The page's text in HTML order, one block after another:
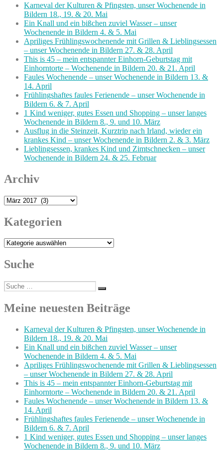
Karneval der Kulturen & Pfingsten, unser Wochenende in
Bildern 18., 19. & 20. Mai
Ein Knall und ein bißchen zuviel Wasser – unser
Wochenende in Bildern 4. & 5. Mai
Apriliges Frühlingswochenende mit Grillen & Lieblingsessen
– unser Wochenende in Bildern 27. & 28. April
This is 45 – mein entspannter Einhorn-Geburtstag mit
Einhorntorte – Wochenende in Bildern 20. & 21. April
Faules Wochenende – unser Wochenende in Bildern 13. &
14. April
Frühlingshaftes faules Ferienende – unser Wochenende in
Bildern 6. & 7. April
1 Kind weniger, gutes Essen und Shopping – unser langes
Wochenende in Bildern 8., 9. und 10. März
Ausflug in die Steinzeit, Kurztrip nach Irland, wieder ein
krankes Kind – unser Wochenende in Bildern 2. & 3. März
Lieblingsessen, krankes Kind und Zimtschnecken – unser
Wochenende in Bildern 24. & 25. Februar
Archiv
Archiv
Kategorien
Kategorien
Suche
Suche
nach:
Suchen
Meine neuesten Beiträge
Karneval der Kulturen & Pfingsten, unser Wochenende in
Bildern 18., 19. & 20. Mai
Ein Knall und ein bißchen zuviel Wasser – unser
Wochenende in Bildern 4. & 5. Mai
Apriliges Frühlingswochenende mit Grillen & Lieblingsessen
– unser Wochenende in Bildern 27. & 28. April
This is 45 – mein entspannter Einhorn-Geburtstag mit
Einhorntorte – Wochenende in Bildern 20. & 21. April
Faules Wochenende – unser Wochenende in Bildern 13. &
14. April
Frühlingshaftes faules Ferienende – unser Wochenende in
Bildern 6. & 7. April
1 Kind weniger, gutes Essen und Shopping – unser langes
Wochenende in Bildern 8., 9. und 10. März